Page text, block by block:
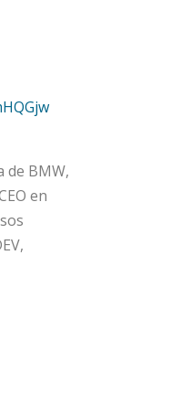
de BMW,
en